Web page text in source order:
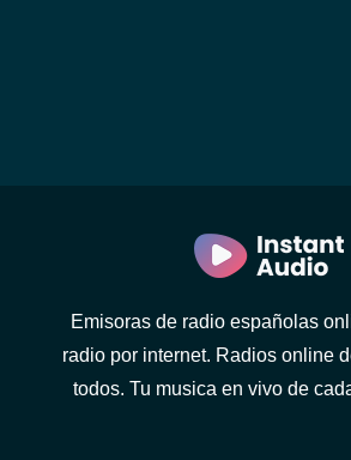
Emisoras de radio españolas
radio por internet. Radios online
todos. Tu musica en vivo de